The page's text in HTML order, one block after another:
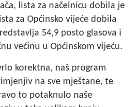
lista za načelnicu dobila je
za Općinsko vijeće dobila
54,9 posto glasova i
većinu u Općinskom vijeću.
korektna, naš program
na sve mještane, te
to potaknulo naše